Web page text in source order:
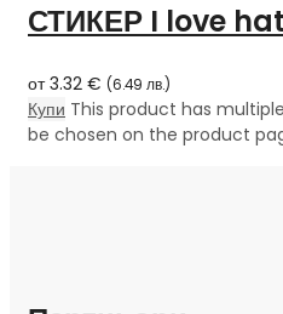
СТИКЕР I love
от3.32 € (6.49 лв.)
Купи This product has
be chosen on the product